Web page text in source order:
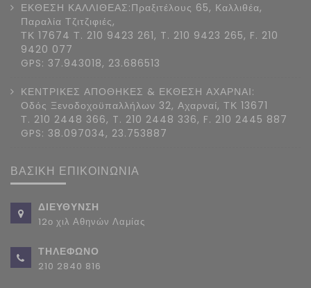
ΕΚΘΕΣΗ ΚΑΛΛΙΘΕΑΣ:Πραξιτέλους 65, Καλλιθέα,
Παραλία Τζιτζιφιές,
ΤΚ 17674 Τ. 210 9423 261, T. 210 9423 265, F. 210
9420 077
GPS: 37.943018, 23.686513
ΚΕΝΤΡΙΚΕΣ ΑΠΟΘΗΚΕΣ & ΕΚΘΕΣΗ ΑΧΑΡΝΑΙ:
Οδός Ξενοδοχοϋπαλλήλων 32, Αχαρναί, ΤΚ 13671
Τ. 210 2448 366, T. 210 2448 336, F. 210 2445 887
GPS: 38.097034, 23.753887
ΒΑΣΙΚΗ ΕΠΙΚΟΙΝΩΝΙΑ
ΔΙΕΥΘΥΝΣΗ
12ο χιλ Αθηνών Λαμίας
ΤΗΛΕΦΩΝΟ
210 2840 816